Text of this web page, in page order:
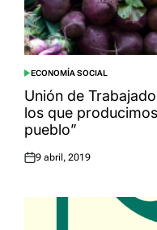
POSTED
IN
ECONOMÍA SOCIAL
Unión de
los que
pueblo”
Posted
9 abril, 2019